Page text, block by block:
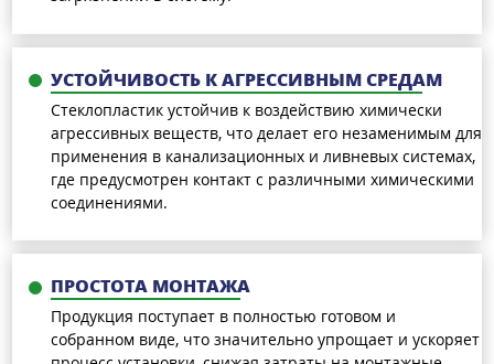
УСТОЙЧИВОСТЬ К АГРЕССИВНЫМ СРЕДАМ
Стеклопластик устойчив к воздействию химически
агрессивных веществ, что делает его незаменимым для
применения в канализационных и ливневых системах,
где предусмотрен контакт с различными химическими
соединениями.
ПРОСТОТА МОНТАЖА
Продукция поступает в полностью готовом и
собранном виде, что значительно упрощает и ускоряет